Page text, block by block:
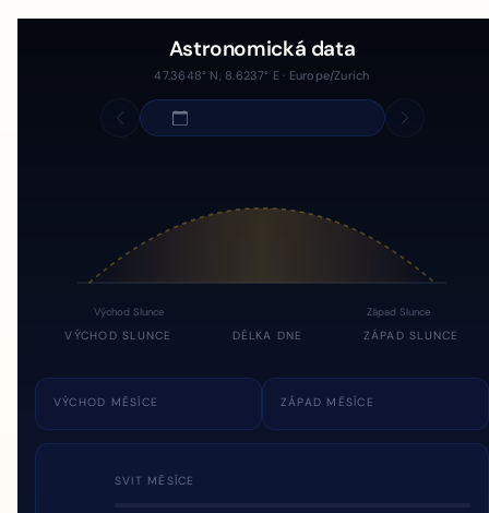
Astronomická data
47.3648° N, 8.6237° E · Europe/Zurich
Východ Slunce Západ Slunce
VÝCHOD SLUNCE DÉLKA DNE ZÁPAD SLUNCE
VÝCHOD MĚSÍCE ZÁPAD MĚSÍCE
SVIT MĚSÍCE